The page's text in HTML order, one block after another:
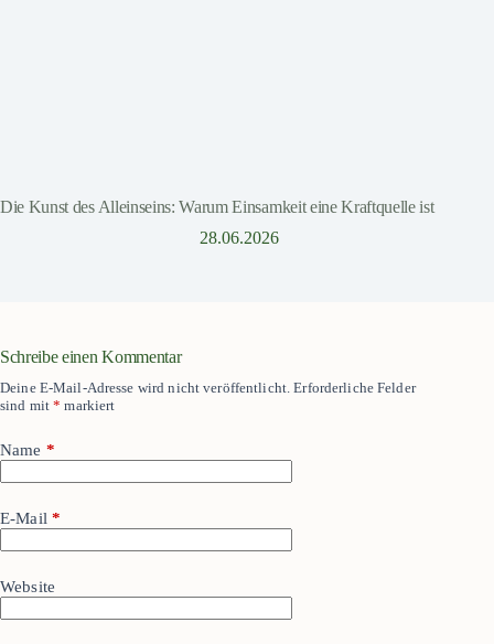
Die Kunst des Alleinseins: Warum Einsamkeit eine Kraftquelle ist
28.06.2026
Schreibe einen Kommentar
Deine E-Mail-Adresse wird nicht veröffentlicht. Erforderliche Felder
sind mit* markiert
Name *
E-Mail *
Website